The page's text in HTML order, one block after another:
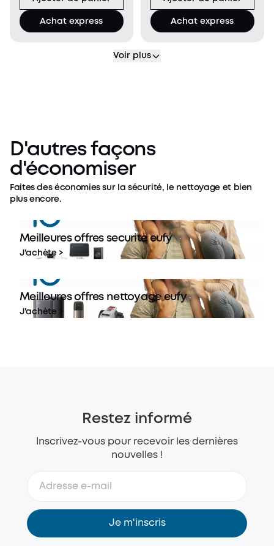
et éliminez les angles
morts avec une seule
Achat express
résolution 3K ultra-
claire. Voyez
s'approche de votre
Achat express
Voir plus
D'autres façons
d'économiser
Faites des économies sur la sécurité, le nettoyage et bien
plus encore.
Meilleures offres securite eufy
J'achète >
Meilleures offres nettoyage eufy
J'achète >
Restez informé
Inscrivez-vous pour recevoir les dernières
nouvelles !
Je m'inscris